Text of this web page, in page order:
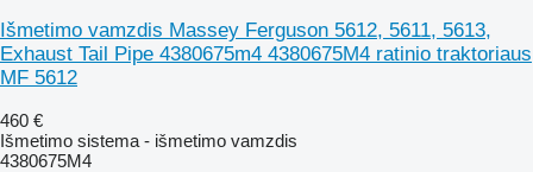
Išmetimo vamzdis Massey Ferguson 5612, 5611, 5613,
Exhaust Tail Pipe 4380675m4 4380675M4 ratinio traktoriaus
MF 5612
460 €
Išmetimo sistema - išmetimo vamzdis
4380675M4